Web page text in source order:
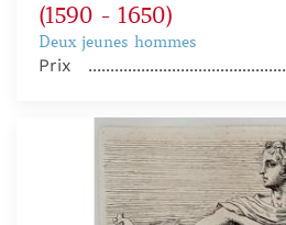
(1590 - 1650)
Deux jeunes hommes
Prix